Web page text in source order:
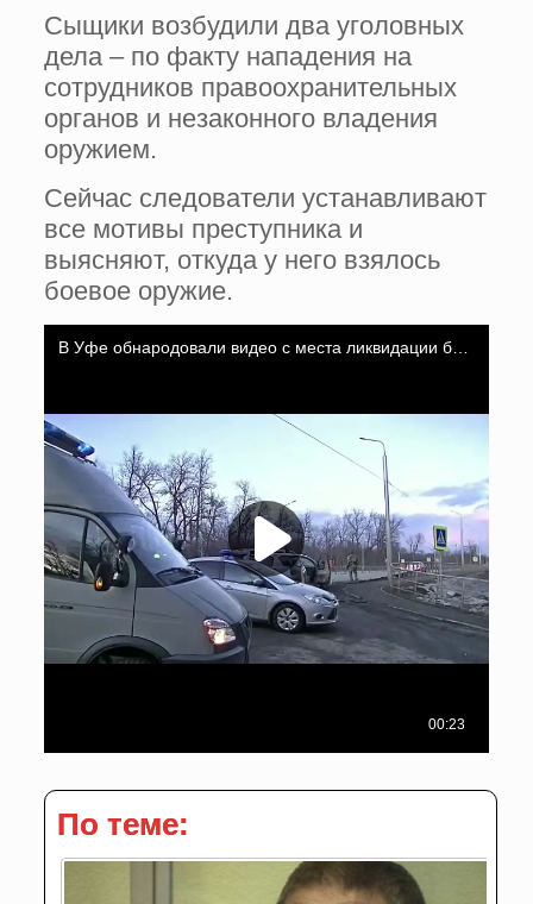
Сыщики возбудили два уголовных
дела – по факту нападения на
сотрудников правоохранительных
органов и незаконного владения
оружием.
Сейчас следователи устанавливают
все мотивы преступника и
выясняют, откуда у него взялось
боевое оружие.
По теме: